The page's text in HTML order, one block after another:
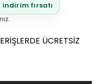
fırsatı
ÜCRETSİZ